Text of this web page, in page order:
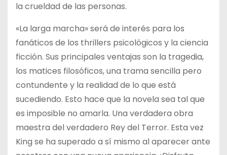
la crueldad de las personas.
«La larga marcha» será de interés para los
fanáticos de los thrillers psicológicos y la ciencia
ficción. Sus principales ventajas son la tragedia,
los matices filosóficos, una trama sencilla pero
contundente y la realidad de lo que está
sucediendo. Esto hace que la novela sea tal que
es imposible no amarla. Una verdadera obra
maestra del verdadero Rey del Terror. Esta vez
King se ha superado a sí mismo al aparecer ante